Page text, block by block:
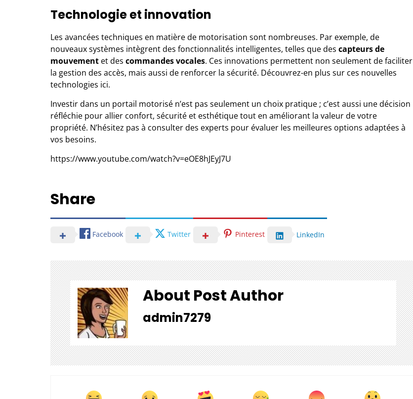
Technologie et innovation
Les avancées techniques en matière de motorisation sont nombreuses. Par exemple, de
nouveaux systèmes intègrent des fonctionnalités intelligentes, telles que des capteurs de
mouvement et des commandes vocales. Ces innovations permettent non seulement de faciliter
la gestion des accès, mais aussi de renforcer la sécurité. Découvrez-en plus sur ces nouvelles
technologies ici.
Investir dans un portail motorisé n’est pas seulement un choix pratique ; c’est aussi une décision
réfléchie pour allier confort, sécurité et esthétique tout en améliorant la valeur de votre
propriété. N’hésitez pas à consulter des experts pour évaluer les meilleures options adaptées à
vos besoins.
https://www.youtube.com/watch?v=eOE8hJEyJ7U
Share
Facebook Twitter Pinterest LinkedIn
About Post Author
admin7279